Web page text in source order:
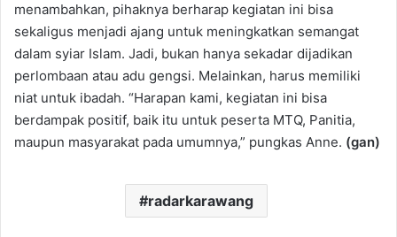
menambahkan, pihaknya berharap kegiatan ini bisa
sekaligus menjadi ajang untuk meningkatkan semangat
dalam syiar Islam. Jadi, bukan hanya sekadar dijadikan
perlombaan atau adu gengsi. Melainkan, harus memiliki
niat untuk ibadah. “Harapan kami, kegiatan ini bisa
berdampak positif, baik itu untuk peserta MTQ, Panitia,
maupun masyarakat pada umumnya,” pungkas Anne. (gan)
radarkarawang